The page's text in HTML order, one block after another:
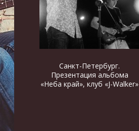
Санкт-Петербург.
Презентация альбома
«Неба край», клуб «J-Walker»